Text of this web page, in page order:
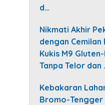
d…
Nikmati Akhir
dengan Cemilan
Kukis M9
Tanpa Telor dan
Kebakaran
Bromo-Tengger